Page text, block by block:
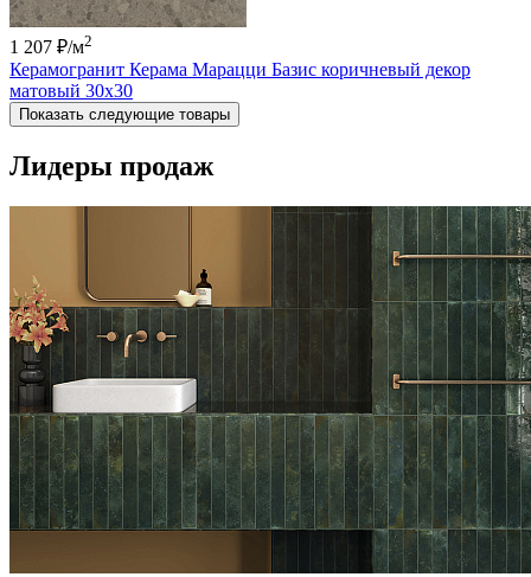
1 207 ₽/м2
Керамогранит Керама Марацци Базис коричневый декор
матовый 30x30
Показать следующие товары
Лидеры продаж